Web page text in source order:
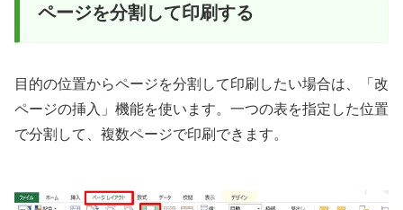
ページを分割して印刷する
目的の位置からページを分割して印刷したい場合は、「改
ページの挿入」機能を使います。一つの表を指定した位置
で分割して、複数ページで印刷できます。